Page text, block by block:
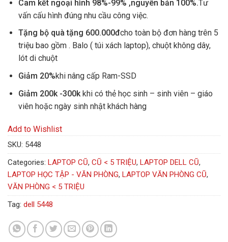
Cam kết ngoại hình 98%-99% ,nguyên bản 100%.Tư
vấn cấu hình đúng nhu cầu công việc.
Tặng bộ quà tặng 600.000đcho toàn bộ đơn hàng trên 5
triệu bao gồm . Balo ( túi xách laptop), chuột không dây,
lót di chuột
Giảm 20%khi nâng cấp Ram-SSD
Giảm 200k -300k khi có thẻ học sinh – sinh viên – giáo
viên hoặc ngày sinh nhật khách hàng
Add to Wishlist
SKU: 5448
Categories: LAPTOP CŨ, CŨ < 5 TRIỆU, LAPTOP DELL CŨ,
LAPTOP HỌC TẬP - VĂN PHÒNG, LAPTOP VĂN PHÒNG CŨ,
VĂN PHÒNG < 5 TRIỆU
Tag: dell 5448